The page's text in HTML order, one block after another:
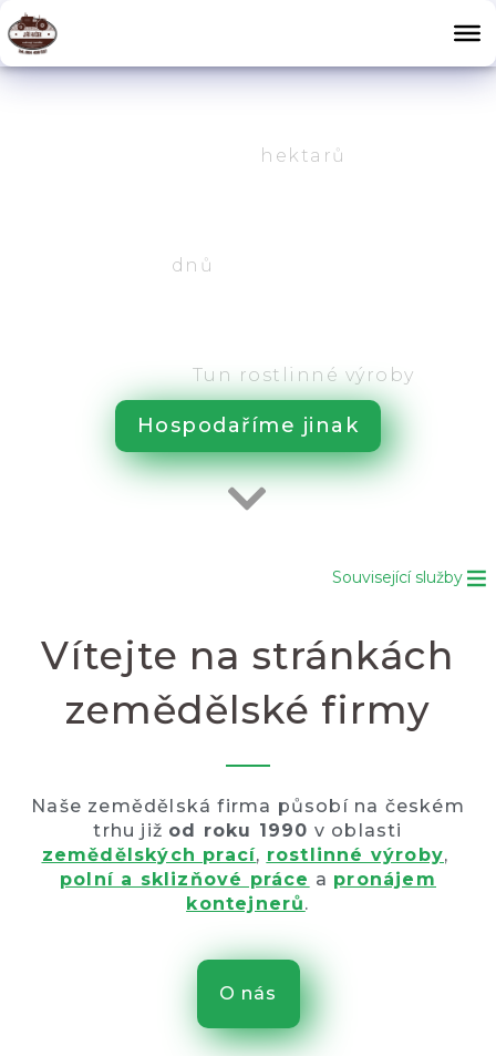
hektarů
232
dnů
Tun rostlinné výroby
Hospodaříme jinak
Související služby
Vítejte na stránkách
zemědělské firmy
Naše zemědělská firma působí na českém
trhu již od roku 1990 v oblasti
zemědělských prací, rostlinné výroby,
polní a sklizňové práce a pronájem
kontejnerů.
O nás